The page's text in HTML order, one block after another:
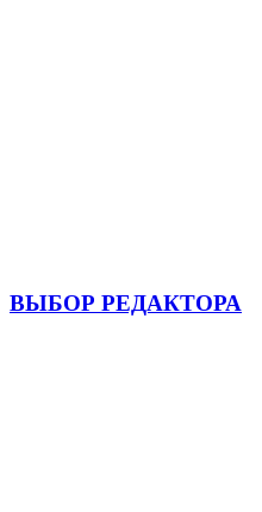
ВЫБОР РЕДАКТОРА